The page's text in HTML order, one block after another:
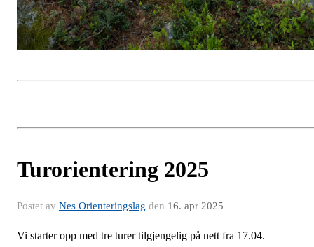
Turorientering 2025
Postet av Nes Orienteringslag den 16. apr 2025
Vi starter opp med tre turer tilgjengelig på nett fra 17.04.